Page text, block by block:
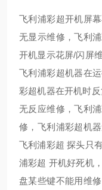
飞利浦彩超开机屏
无显示维修，飞利
开机显示花屏/闪屏
飞利浦彩超机器在
彩超机器在开机时
无反应维修，飞利
修，飞利浦彩超机
飞利浦彩超 探头只
浦彩超 开机好死机
盘某些键不能用维